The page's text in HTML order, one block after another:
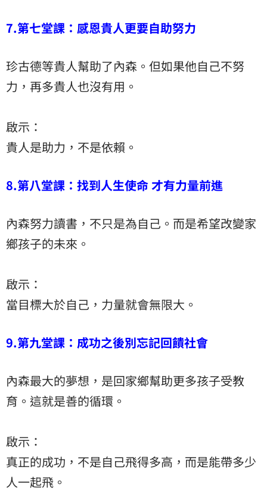
7.第七堂課：感恩貴人更要自助努力
珍古德等貴人幫助了內森。但如果他自己不努
力，再多貴人也沒有用。
啟示：
貴人是助力，不是依賴。
8.第八堂課：找到人生使命 才有力量前進
內森努力讀書，不只是為自己。而是希望改變家
鄉孩子的未來。
啟示：
當目標大於自己，力量就會無限大。
9.第九堂課：成功之後別忘記回饋社會
內森最大的夢想，是回家鄉幫助更多孩子受教
育。這就是善的循環。
啟示：
真正的成功，不是自己飛得多高，而是能帶多少
人一起飛。